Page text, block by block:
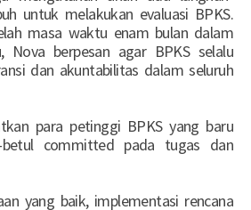
untuk melakukan evaluasi BPKS.
masa waktu enam bulan dalam
Nova berpesan agar BPKS selalu
dan akuntabilitas dalam seluruh
para petinggi BPKS yang baru
committed pada tugas dan
yang baik, implementasi rencana